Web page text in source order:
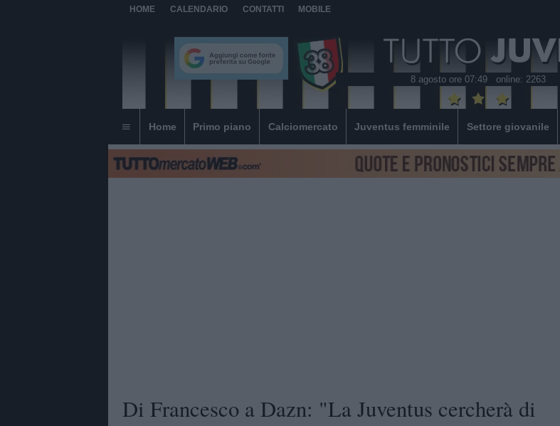
HOME CALENDARIO CONTATTI MOBILE
8 agosto ore 07:49 online: 2263
Home Primo piano Calciomercato Juventus femminile Settore giovanile
Di Francesco a Dazn: "La Juventus cercherà di